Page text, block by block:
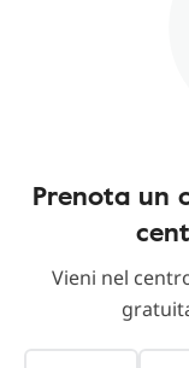
Prenota un
Vieni nel